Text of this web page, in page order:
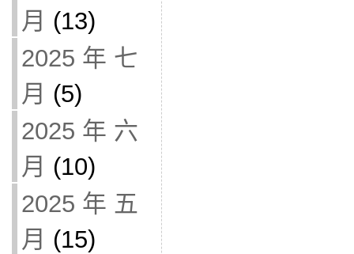
月 (13)
2025 年 七
月 (5)
2025 年 六
月 (10)
2025 年 五
月 (15)